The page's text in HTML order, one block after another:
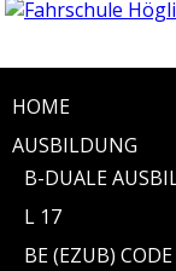
HOME
AUSBILDUNG
B-DUALE
L 17
BE (EZUB)